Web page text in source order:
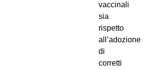
vaccinali
sia
rispetto
all’adozione
di
corretti